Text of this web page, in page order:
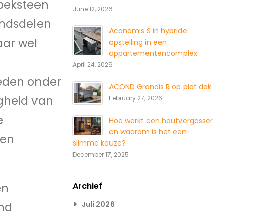
wel
onder
van
June 12, 2026
Aconomis S in hybride
opstelling in een
appartementencomplex
April 24, 2026
ACOND Grandis R op plat dak
February 27, 2026
Hoe werkt een houtvergasser
en waarom is het een
slimme keuze?
December 17, 2025
Archief
Juli 2026